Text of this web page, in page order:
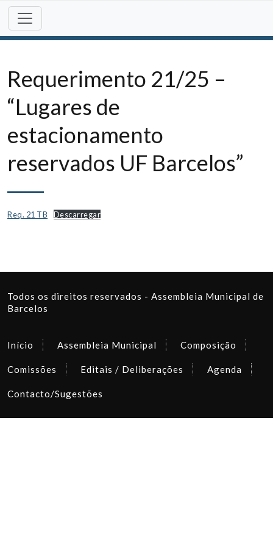
Skip
content
Requerimento 21/25 –
“Lugares de
estacionamento
reservados UF Barcelos”
Req. 21 TB Descarregar
Todos os direitos reservados - Assembleia Municipal de
Barcelos
Início Assembleia Municipal Composição
Comissões Editais / Deliberações Agenda
Contacto/Sugestões